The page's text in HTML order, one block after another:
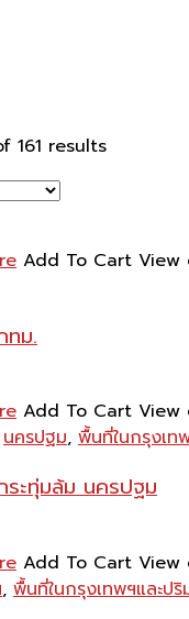
161 results
Add To Cart View
ม.
Add To Cart View
นครปฐม, พื้นที่ในกรุงเ
ะทุ่มล้ม นครปฐม
Add To Cart View
, พื้นที่ในกรุงเทพฯและป